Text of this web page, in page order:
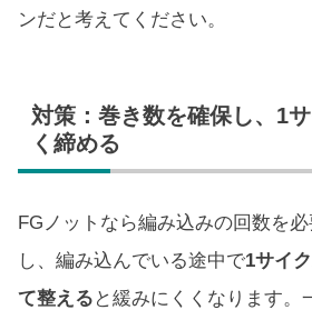
ンだと考えてください。
対策：巻き数を確保し、1
く締める
FGノットなら編み込みの回数を
し、編み込んでいる途中で1サイ
て整える と緩みにくくなります。